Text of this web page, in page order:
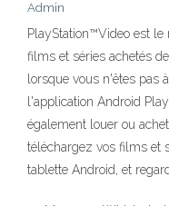
Admin
PlayStation™Video est
films et séries achetés
lorsque vous n'êtes pas
l'application Android
également louer ou
téléchargez vos films et
tablette Android, et